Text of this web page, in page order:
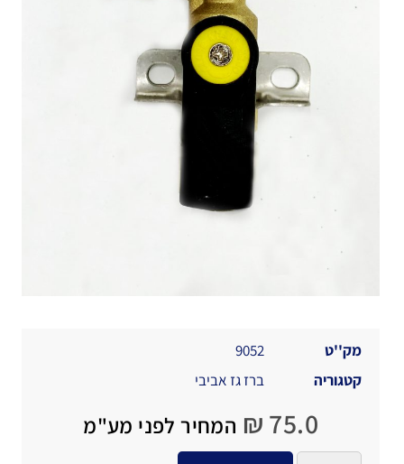
מק''ט
9052
קטגוריה
ברז גז אביבי
₪ 75.0 המחיר לפני מע"מ